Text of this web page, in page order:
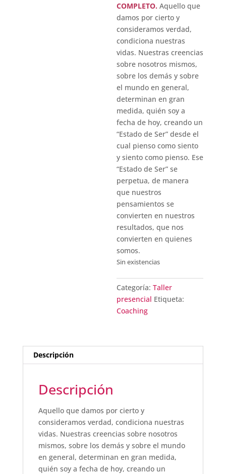
COMPLETO. Aquello que
damos por cierto y
consideramos verdad,
condiciona nuestras
vidas. Nuestras creencias
sobre nosotros mismos,
sobre los demás y sobre
el mundo en general,
determinan en gran
medida, quién soy a
fecha de hoy, creando un
“Estado de Ser” desde el
cual pienso como siento
y siento como pienso. Ese
“Estado de Ser” se
perpetua, de manera
que nuestros
pensamientos se
convierten en nuestros
resultados, que nos
convierten en quienes
somos.
Sin existencias
Categoría:Taller
presencial Etiqueta:
Coaching
Descripción
Descripción
Aquello que damos por cierto y
consideramos verdad, condiciona nuestras
vidas. Nuestras creencias sobre nosotros
mismos, sobre los demás y sobre el mundo
en general, determinan en gran medida,
quién soy a fecha de hoy, creando un